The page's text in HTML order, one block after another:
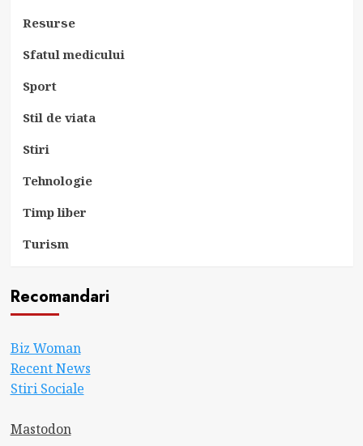
Resurse
Sfatul medicului
Sport
Stil de viata
Stiri
Tehnologie
Timp liber
Turism
Recomandari
Biz Woman
Recent News
Stiri Sociale
Mastodon